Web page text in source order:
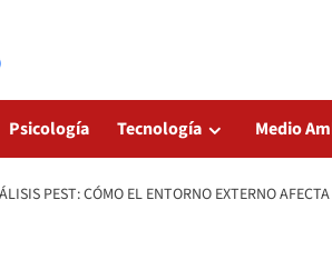
Psicología Tecnología Medio
PEST: CÓMO EL ENTORNO EXTERNO